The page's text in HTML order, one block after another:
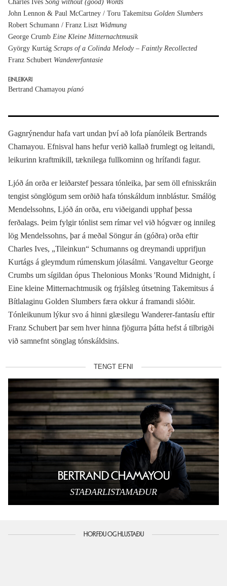
Charles Ives Song without (good) Words
John Lennon & Paul McCartney / Toru Takemitsu Golden Slumbers
Robert Schumann / Franz Liszt Widmung
George Crumb Eine Kleine Mitternachtmusik
György Kurtág Scraps of a Colinda Melody – Faintly Recollected
Franz Schubert Wandererfantasie
EINLEIKARI
Bertrand Chamayou píanó
Gagnrýnendur hafa vart undan því að lofa píanóleik Bertrands
Chamayou. Efnisval hans hefur verið kallað frumlegt og leitandi,
leikurinn kraftmikill, tæknilega fullkominn og hrífandi fagur.
Ljóð án orða er leiðarstef þessara tónleika, þar sem öll efnisskráin
tengist sönglögum sem orðið hafa tónskáldum innblástur. Smálög
Mendelssohns, Ljóð án orða, eru viðeigandi upphaf þessa
ferðalags. Þeim fylgir tónlist sem rímar vel við hógvær og innileg
lög Mendelssohns, þar á meðal Söngur án (góðra) orða eftir
Charles Ives, „Tileinkun“ Schumanns og dreymandi upprifjun
Kurtágs á gleymdum rúmenskum jólasálmi. Vangaveltur George
Crumbs um sígildan ópus Thelonious Monks 'Round Midnight, í
Eine kleine Mitternachtmusik og frjálsleg útsetning Takemitsus á
Bítlalaginu Golden Slumbers færa okkur á framandi slóðir.
Tónleikunum lýkur svo á hinni glæsilegu Wanderer-fantasíu eftir
Franz Schubert þar sem hver hinna fjögurra þátta hefst á tilbrigði
við samnefnt sönglag tónskáldsins.
TENGT EFNI
BERTRAND CHAMAYOU
STAÐARLISTAMAÐUR
HORFÐU OG HLUSTAÐU